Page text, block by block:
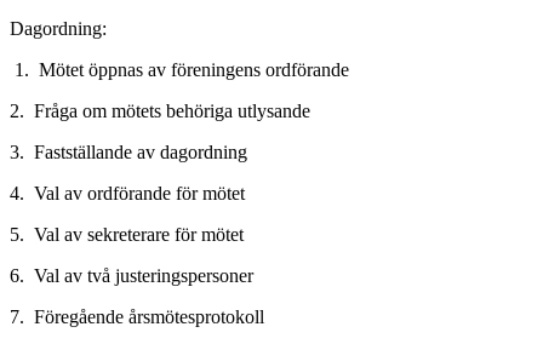
Dagordning:
1. Mötet öppnas av föreningens ordförande
2. Fråga om mötets behöriga utlysande
3. Fastställande av dagordning
4. Val av ordförande för mötet
5. Val av sekreterare för mötet
6. Val av två justeringspersoner
7. Föregående årsmötesprotokoll